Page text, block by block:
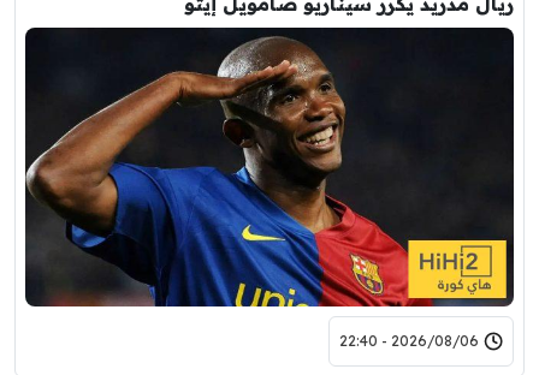
2026/08/06 - 22:40